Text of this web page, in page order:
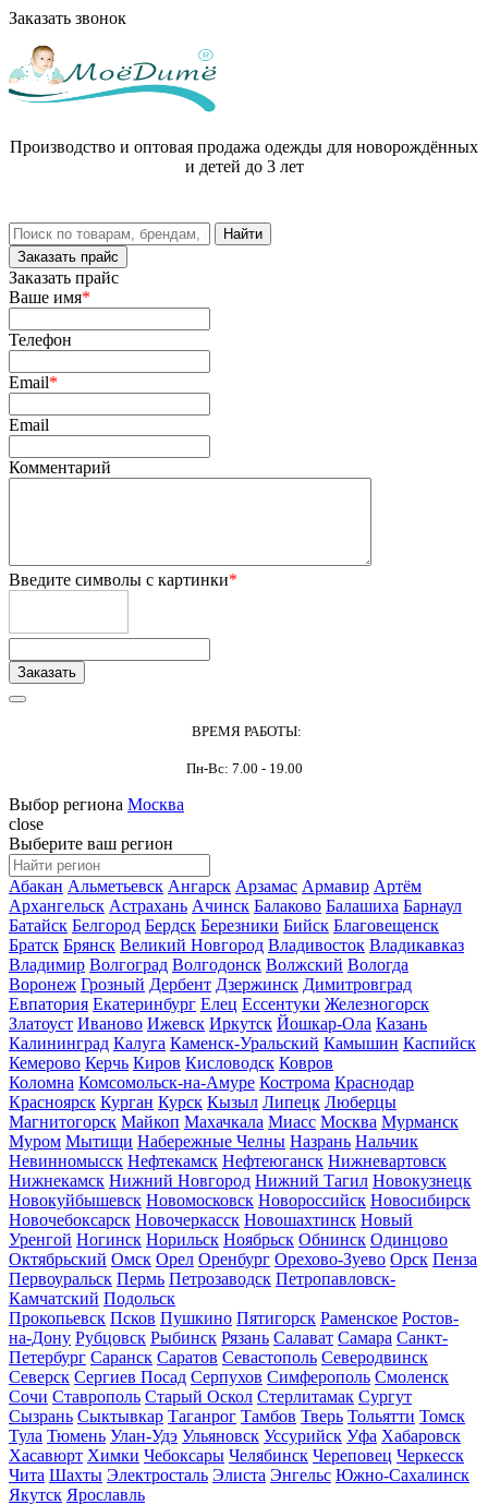
Заказать звонок
Производство и оптовая продажа одежды для новорождённых
и детей до 3 лет
Заказать прайс
Заказать прайс
Ваше имя*
Телефон
Email*
Email
Комментарий
Введите символы с картинки*
ВРЕМЯ РАБОТЫ:
Пн-Вс: 7.00 - 19.00
Выбор региона Москва
close
Выберите ваш регион
Абакан Альметьевск Ангарск Арзамас Армавир Артём
Архангельск Астрахань Ачинск Балаково Балашиха Барнаул
Батайск Белгород Бердск Березники Бийск Благовещенск
Братск Брянск Великий Новгород Владивосток Владикавказ
Владимир Волгоград Волгодонск Волжский Вологда
Воронеж Грозный Дербент Дзержинск Димитровград
Евпатория Екатеринбург Елец Ессентуки Железногорск
Златоуст Иваново Ижевск Иркутск Йошкар-Ола Казань
Калининград Калуга Каменск-Уральский Камышин Каспийск
Кемерово Керчь Киров Кисловодск Ковров
Коломна Комсомольск-на-Амуре Кострома Краснодар
Красноярск Курган Курск Кызыл Липецк Люберцы
Магнитогорск Майкоп Махачкала Миасс Москва Мурманск
Муром Мытищи Набережные Челны Назрань Нальчик
Невинномысск Нефтекамск Нефтеюганск Нижневартовск
Нижнекамск Нижний Новгород Нижний Тагил Новокузнецк
Новокуйбышевск Новомосковск Новороссийск Новосибирск
Новочебоксарск Новочеркасск Новошахтинск Новый
Уренгой Ногинск Норильск Ноябрьск Обнинск Одинцово
Октябрьский Омск Орел Оренбург Орехово-Зуево Орск Пенза
Первоуральск Пермь Петрозаводск Петропавловск-
Камчатский Подольск
Прокопьевск Псков Пушкино Пятигорск Раменское Ростов-
на-Дону Рубцовск Рыбинск Рязань Салават Самара Санкт-
Петербург Саранск Саратов Севастополь Северодвинск
Северск Сергиев Посад Серпухов Симферополь Смоленск
Сочи Ставрополь Старый Оскол Стерлитамак Сургут
Сызрань Сыктывкар Таганрог Тамбов Тверь Тольятти Томск
Тула Тюмень Улан-Удэ Ульяновск Уссурийск Уфа Хабаровск
Хасавюрт Химки Чебоксары Челябинск Череповец Черкесск
Чита Шахты Электросталь Элиста Энгельс Южно-Сахалинск
Якутск Ярославль